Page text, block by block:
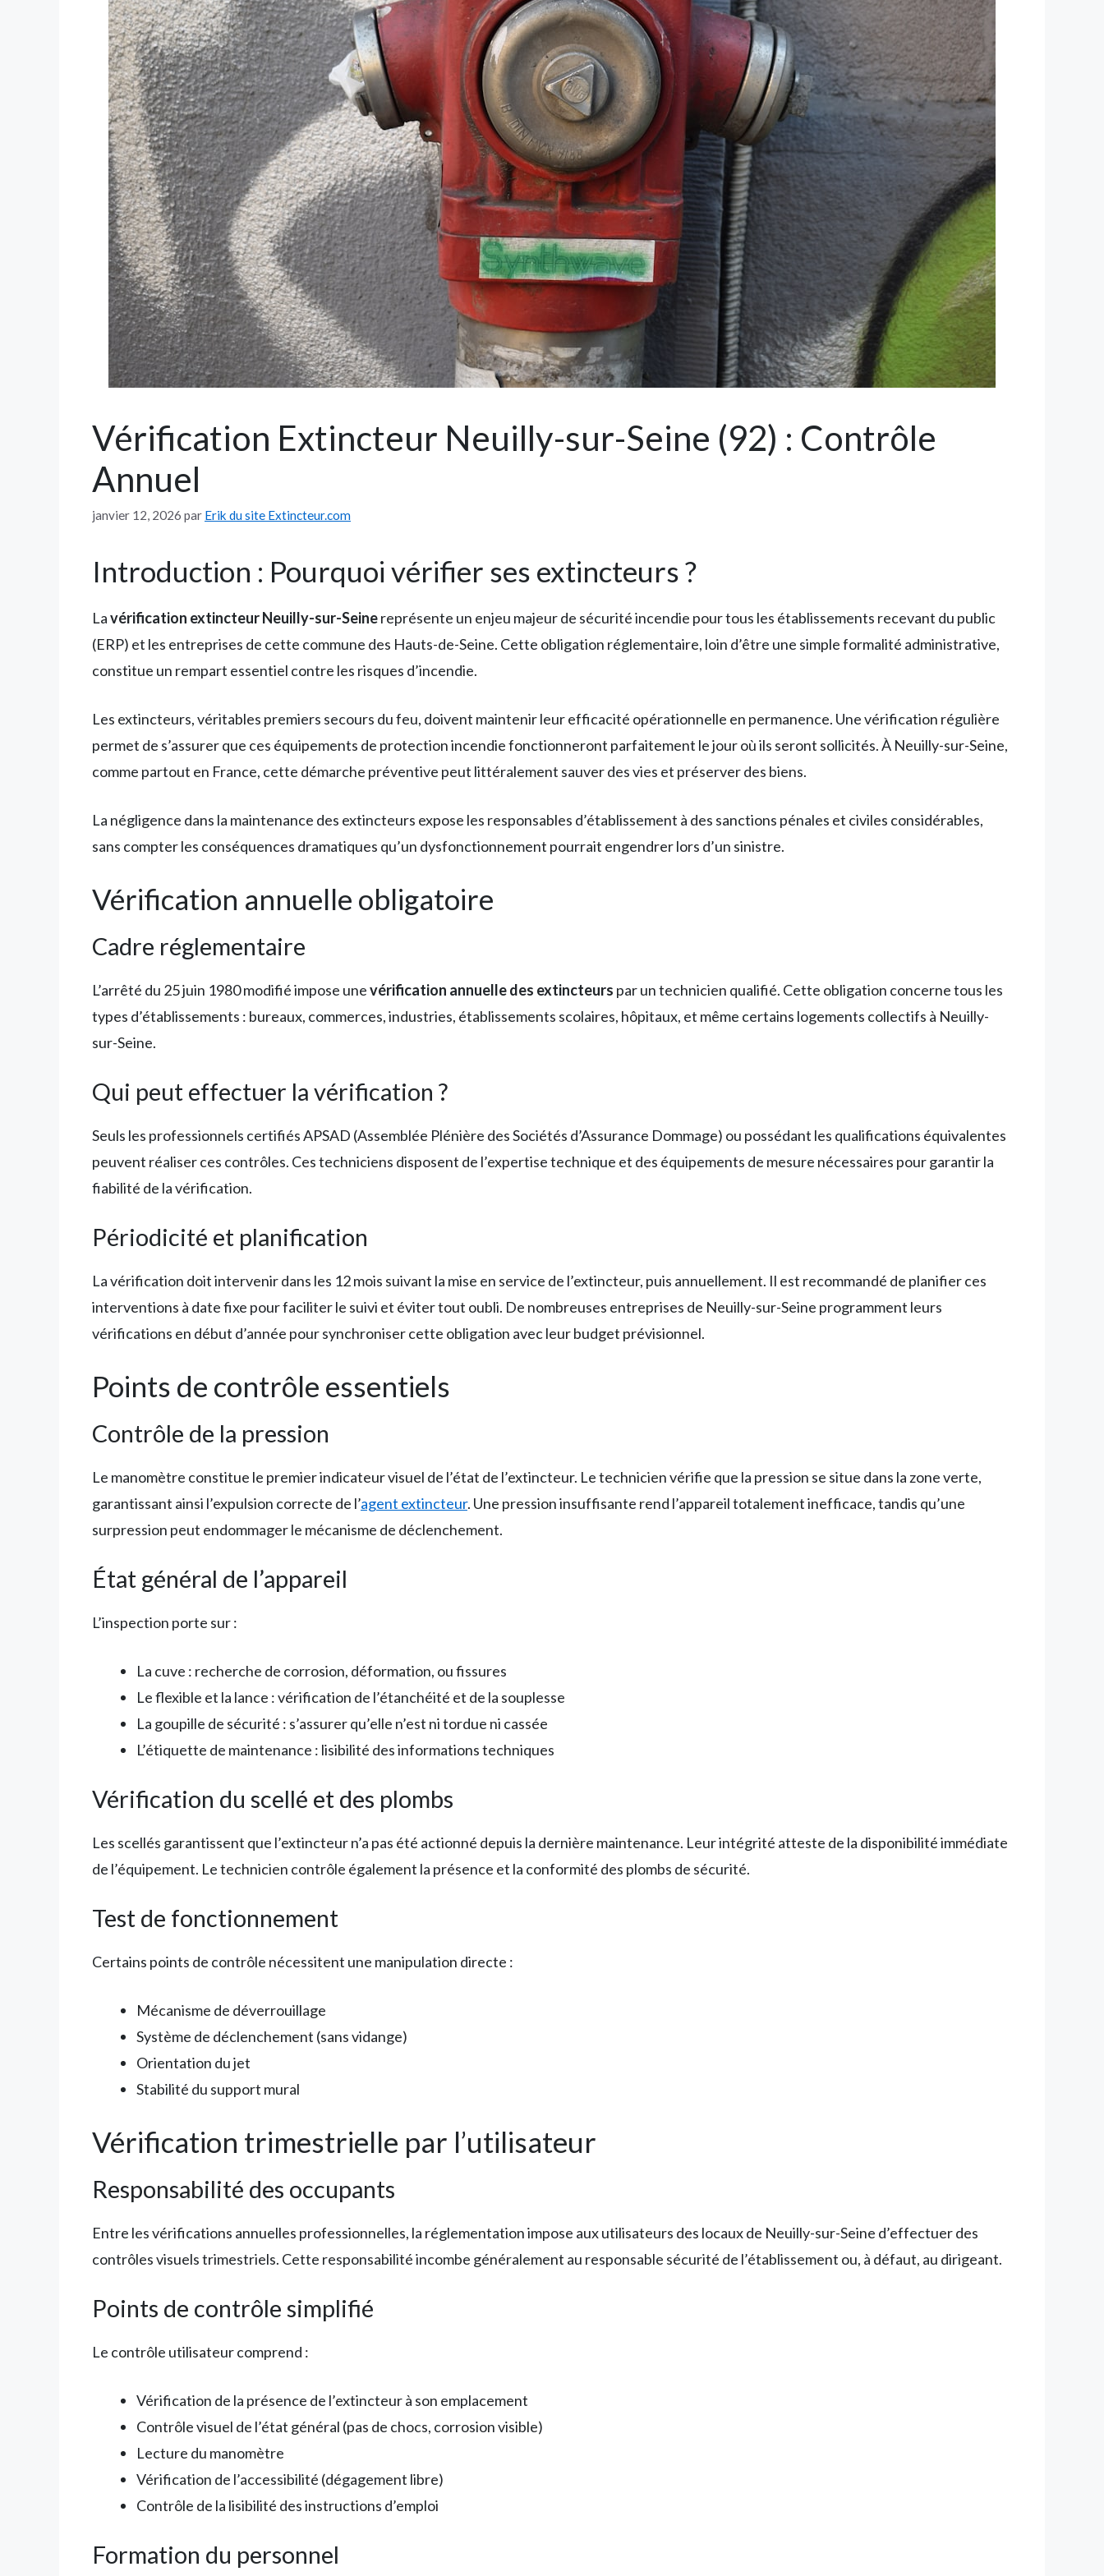
Vérification Extincteur Neuilly-sur-Seine (92) : Contrôle
Annuel
janvier 12, 2026 par Erik du site Extincteur.com
Introduction : Pourquoi vérifier ses extincteurs ?
Lavérification extincteur Neuilly-sur-Seinereprésente un enjeu majeur de sécurité incendie pour tous les établissements recevant du public
(ERP) et les entreprises de cette commune des Hauts-de-Seine. Cette obligation réglementaire, loin d’être une simple formalité administrative,
constitue un rempart essentiel contre les risques d’incendie.
Les extincteurs, véritables premiers secours du feu, doivent maintenir leur efficacité opérationnelle en permanence. Une vérification régulière
permet de s’assurer que ces équipements de protection incendie fonctionneront parfaitement le jour où ils seront sollicités. À Neuilly-sur-Seine,
comme partout en France, cette démarche préventive peut littéralement sauver des vies et préserver des biens.
La négligence dans la maintenance des extincteurs expose les responsables d’établissement à des sanctions pénales et civiles considérables,
sans compter les conséquences dramatiques qu’un dysfonctionnement pourrait engendrer lors d’un sinistre.
Vérification annuelle obligatoire
Cadre réglementaire
L’arrêté du 25 juin 1980 modifié impose unevérification annuelle des extincteurs par un technicien qualifié. Cette obligation concerne tous les
types d’établissements : bureaux, commerces, industries, établissements scolaires, hôpitaux, et même certains logements collectifs à Neuilly-
sur-Seine.
Qui peut effectuer la vérification ?
Seuls les professionnels certifiés APSAD (Assemblée Plénière des Sociétés d’Assurance Dommage) ou possédant les qualifications équivalentes
peuvent réaliser ces contrôles. Ces techniciens disposent de l’expertise technique et des équipements de mesure nécessaires pour garantir la
fiabilité de la vérification.
Périodicité et planification
La vérification doit intervenir dans les 12 mois suivant la mise en service de l’extincteur, puis annuellement. Il est recommandé de planifier ces
interventions à date fixe pour faciliter le suivi et éviter tout oubli. De nombreuses entreprises de Neuilly-sur-Seine programment leurs
vérifications en début d’année pour synchroniser cette obligation avec leur budget prévisionnel.
Points de contrôle essentiels
Contrôle de la pression
Le manomètre constitue le premier indicateur visuel de l’état de l’extincteur. Le technicien vérifie que la pression se situe dans la zone verte,
garantissant ainsi l’expulsion correcte de l’agent extincteur. Une pression insuffisante rend l’appareil totalement inefficace, tandis qu’une
surpression peut endommager le mécanisme de déclenchement.
État général de l’appareil
L’inspection porte sur :
La cuve : recherche de corrosion, déformation, ou fissures
Le flexible et la lance : vérification de l’étanchéité et de la souplesse
La goupille de sécurité : s’assurer qu’elle n’est ni tordue ni cassée
L’étiquette de maintenance : lisibilité des informations techniques
Vérification du scellé et des plombs
Les scellés garantissent que l’extincteur n’a pas été actionné depuis la dernière maintenance. Leur intégrité atteste de la disponibilité immédiate
de l’équipement. Le technicien contrôle également la présence et la conformité des plombs de sécurité.
Test de fonctionnement
Certains points de contrôle nécessitent une manipulation directe :
Mécanisme de déverrouillage
Système de déclenchement (sans vidange)
Orientation du jet
Stabilité du support mural
Vérification trimestrielle par l’utilisateur
Responsabilité des occupants
Entre les vérifications annuelles professionnelles, la réglementation impose aux utilisateurs des locaux de Neuilly-sur-Seine d’effectuer des
contrôles visuels trimestriels. Cette responsabilité incombe généralement au responsable sécurité de l’établissement ou, à défaut, au dirigeant.
Points de contrôle simplifié
Le contrôle utilisateur comprend :
Vérification de la présence de l’extincteur à son emplacement
Contrôle visuel de l’état général (pas de chocs, corrosion visible)
Lecture du manomètre
Vérification de l’accessibilité (dégagement libre)
Contrôle de la lisibilité des instructions d’emploi
Formation du personnel